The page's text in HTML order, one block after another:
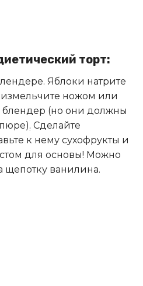
торт:
Яблоки натрите
измельчите ножом или
блендер (но они должны
. Сделайте
к нему сухофрукты и
для основы! Можно
щепотку ванилина.